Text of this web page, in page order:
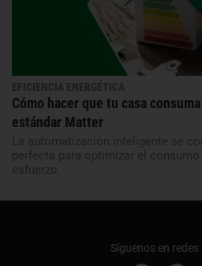
EFICIENCIA ENERGÉTICA
Cómo hacer que tu casa
estándar Matter
La automatización inteligente se
perfecta para optimizar el
esfuerzo.
Síguenos en redes